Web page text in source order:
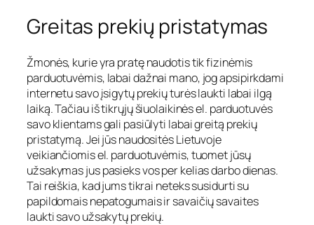
Greitas prekių pristatymas
Žmonės, kurie yra pratę naudotis tik fizinėmis
parduotuvėmis, labai dažnai mano, jog apsipirkdami
internetu savo įsigytų prekių turės laukti labai ilgą
laiką. Tačiau iš tikrųjų šiuolaikinės el. parduotuvės
savo klientams gali pasiūlyti labai greitą prekių
pristatymą. Jei jūs naudositės Lietuvoje
veikiančiomis el. parduotuvėmis, tuomet jūsų
užsakymas jus pasieks vos per kelias darbo dienas.
Tai reiškia, kad jums tikrai neteks susidurti su
papildomais nepatogumais ir savaičių savaites
laukti savo užsakytų prekių.